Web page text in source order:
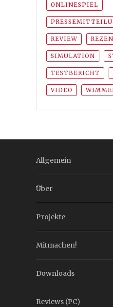
ONLINESPIEL
REVIEW
SIMULATION
TESTBERICHT
VIDEO
Allgemein
Über
Projekte
Mitmachen!
Downloads
Reviews (PC)